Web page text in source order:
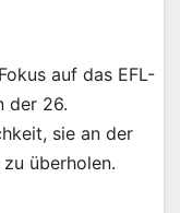
auf das EFL-
der 26.
sie an der
überholen.